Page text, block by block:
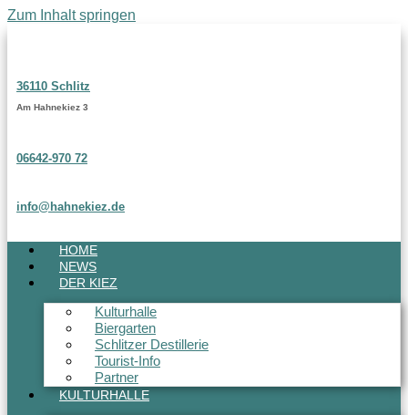
Zum Inhalt springen
36110 Schlitz
Am Hahnekiez 3
06642-970 72
info@hahnekiez.de
HOME
NEWS
DER KIEZ
Kulturhalle
Biergarten
Schlitzer Destillerie
Tourist-Info
Partner
KULTURHALLE